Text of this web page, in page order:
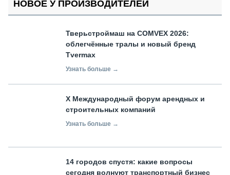
НОВОЕ У ПРОИЗВОДИТЕЛЕЙ
Тверьстроймаш на COMVEX 2026:
облегчённые тралы и новый бренд
Tvermax
Узнать больше →
X Международный форум арендных и
строительных компаний
Узнать больше →
14 городов спустя: какие вопросы
сегодня волнуют транспортный бизнес